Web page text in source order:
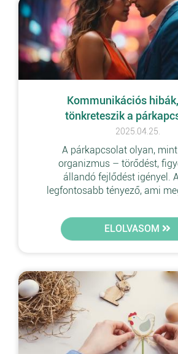
Kommunikációs
tönkreteszik a
2025.04.25.
A párkapcsolat olyan,
organizmus – törődést,
állandó fejlődést igényel.
legfontosabb tényező, ami
ELOLVASOM